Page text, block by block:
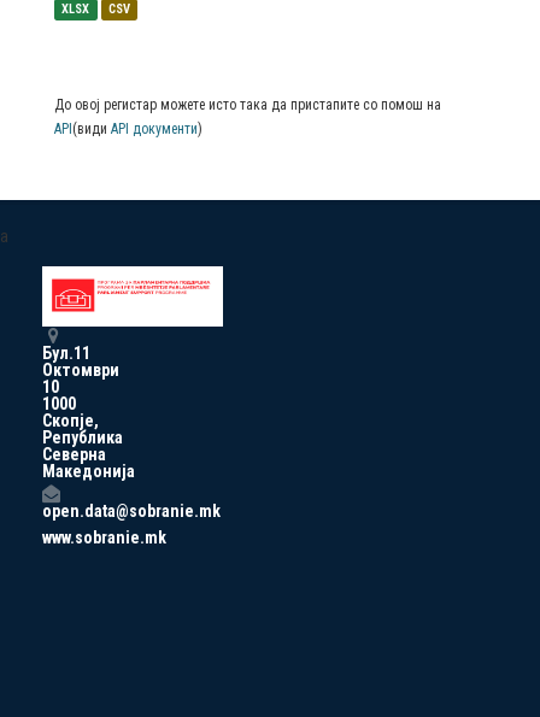
XLSX CSV
До овој регистар можете исто така да пристапите со помош на
API (види API документи)
a
Бул.11
Октомври
10
1000
Скопје,
Република
Северна
Македонија
open.data@sobranie.mk
www.sobranie.mk